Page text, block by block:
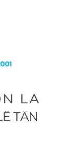
LA
TÂN